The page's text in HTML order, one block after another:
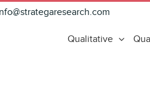
Qualitative